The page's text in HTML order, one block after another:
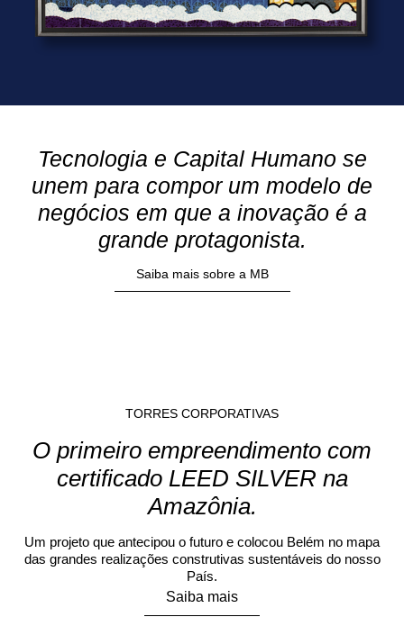
Tecnologia e Capital Humano se
unem para compor um modelo de
negócios em que a inovação é a
grande protagonista.
Saiba mais sobre a MB
TORRES CORPORATIVAS
O primeiro empreendimento com
certificado LEED SILVER na
Amazônia.
Um projeto que antecipou o futuro e colocou Belém no mapa
das grandes realizações construtivas sustentáveis do nosso
País.
Saiba mais